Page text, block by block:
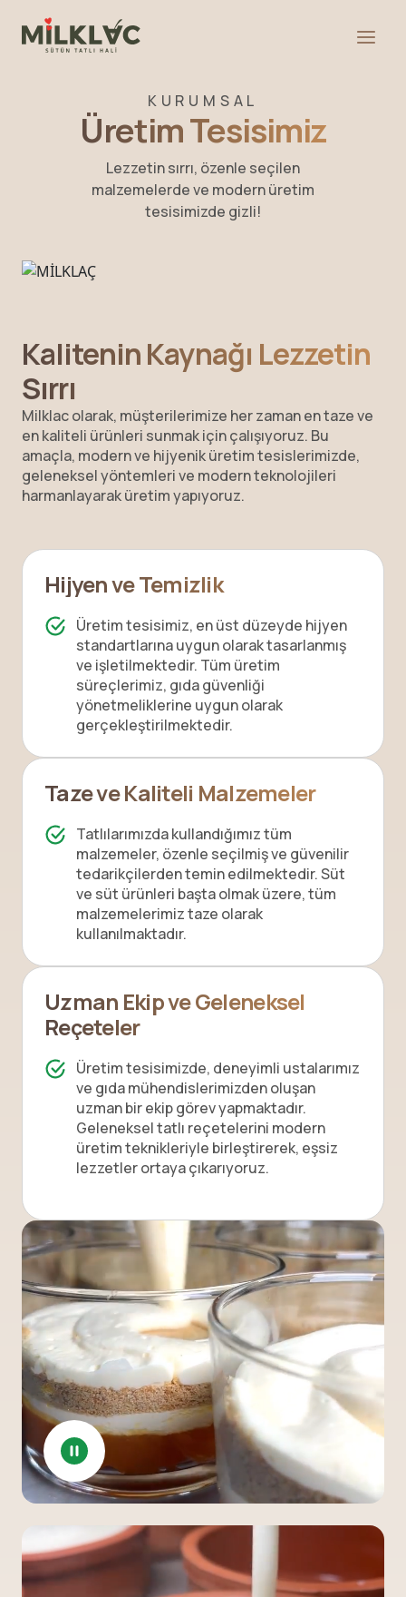
KURUMSAL
Üretim Tesisimiz
Lezzetin sırrı, özenle seçilen
malzemelerde ve modern üretim
tesisimizde gizli!
Kalitenin Kaynağı Lezzetin
Sırrı
Milklac olarak, müşterilerimize her zaman en taze ve
en kaliteli ürünleri sunmak için çalışıyoruz. Bu
amaçla, modern ve hijyenik üretim tesislerimizde,
geleneksel yöntemleri ve modern teknolojileri
harmanlayarak üretim yapıyoruz.
Hijyen ve Temizlik
Üretim tesisimiz, en üst düzeyde hijyen
standartlarına uygun olarak tasarlanmış
ve işletilmektedir. Tüm üretim
süreçlerimiz, gıda güvenliği
yönetmeliklerine uygun olarak
gerçekleştirilmektedir.
Taze ve Kaliteli Malzemeler
Tatlılarımızda kullandığımız tüm
malzemeler, özenle seçilmiş ve güvenilir
tedarikçilerden temin edilmektedir. Süt
ve süt ürünleri başta olmak üzere, tüm
malzemelerimiz taze olarak
kullanılmaktadır.
Uzman Ekip ve Geleneksel
Reçeteler
Üretim tesisimizde, deneyimli ustalarımız
ve gıda mühendislerimizden oluşan
uzman bir ekip görev yapmaktadır.
Geleneksel tatlı reçetelerini modern
üretim teknikleriyle birleştirerek, eşsiz
lezzetler ortaya çıkarıyoruz.